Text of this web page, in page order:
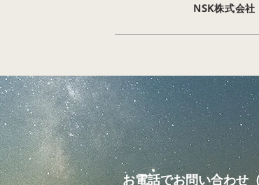
NSK株式会社
お電話でお問い合わせ